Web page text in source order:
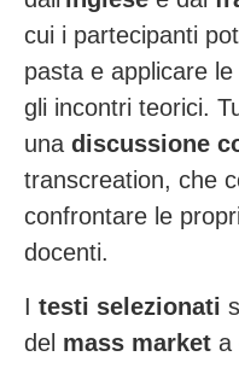
cui i partecipanti
pasta e applicare
gli incontri teorici.
una discussione
transcreation, che
confrontare le
docenti.
I testi selezionati
del mass market a